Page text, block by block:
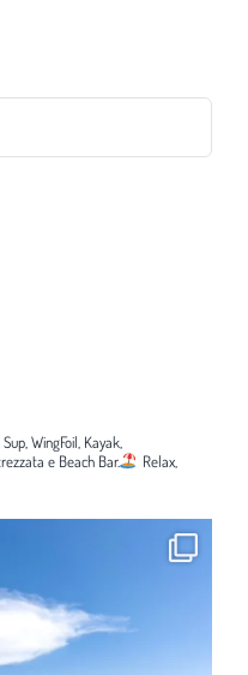
WingFoil, Kayak,
e Beach Bar.
Relax,